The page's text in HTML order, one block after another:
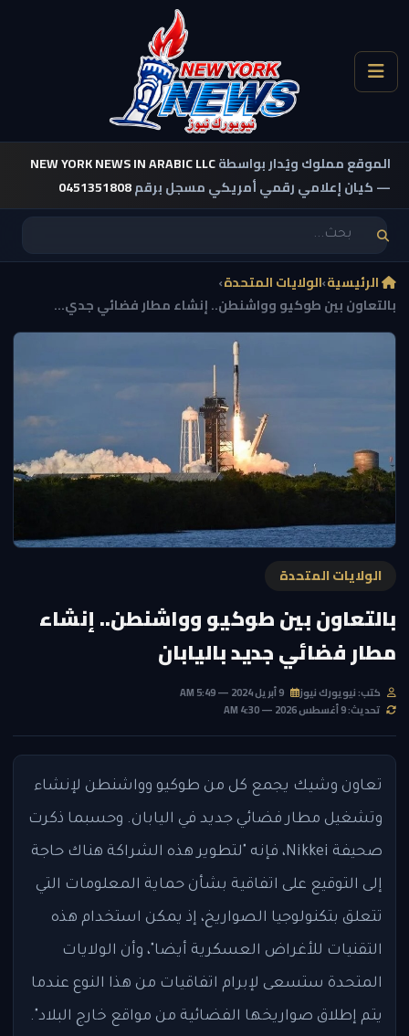
الموقع مملوك ويُدار بواسطةNEW YORK NEWS IN ARABIC LLC
— كيان إعلامي رقمي أمريكي مسجل برقم0451351808
الرئيسية›الولايات المتحدة›
بالتعاون بين طوكيو وواشنطن.. إنشاء مطار فضائي جدي...
الولايات المتحدة
بالتعاون بين طوكيو وواشنطن.. إنشاء
مطار فضائي جديد باليابان
كتب: نيويورك نيوز
تحديث: 9 أغسطس 2026 — 4:30 AM
تعاون وشيك يجمع كل من طوكيو وواشنطن لإنشاء
وتشغيل مطار فضائي جديد في اليابان. وحسبما ذكرت
صحيفة Nikkei، فإنه "لتطوير هذه الشراكة هناك حاجة
إلى التوقيع على اتفاقية بشأن حماية المعلومات التي
تتعلق بتكنولوجيا الصواريخ، إذ يمكن استخدام هذه
التقنيات للأغراض العسكرية أيضا"، وأن الولايات
المتحدة ستسعى لإبرام اتفاقيات من هذا النوع عندما
يتم إطلاق صواريخها الفضائية من مواقع خارج البلاد".